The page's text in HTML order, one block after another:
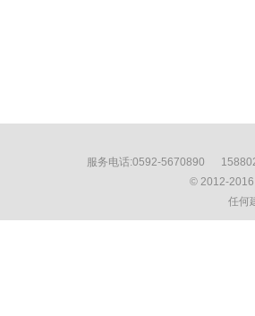
服务电话:0592-5670890
© 2012-2016
任何